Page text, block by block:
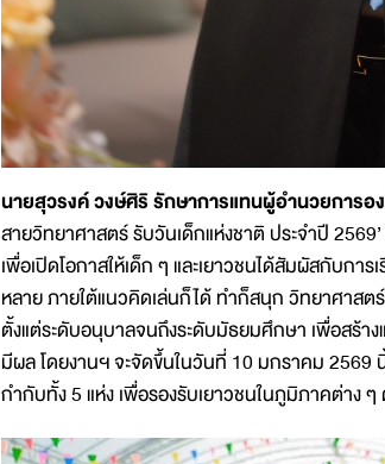
นายสุวรงค์ วงษ์ศิริ รักษาการแทนผู้อำนวยกา
สายวิทยาศาสตร์ รับวันเด็กแห่งชาติ ประจำปี
เพื่อเปิดโอกาสให้เด็ก ๆ และเยาวชนได้สัมผัสกับก
หลาย ภายใต้แนวคิดเล่นก็ได้ ทำก็สนุก วิทยาศาส
ตั้งแต่ระดับอนุบาลจนถึงระดับมัธยมศึกษา เพื่อสร้าง
มีผล โดยงานฯ จะจัดขึ้นในวันที่ 10 มกราคม 2569
กำกับทั้ง 5 แห่ง เพื่อรองรับเยาวชนในภูมิภาคต่าง ๆ